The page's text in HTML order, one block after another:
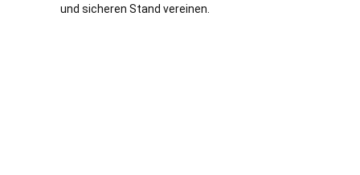
und sicheren Stand vereinen.